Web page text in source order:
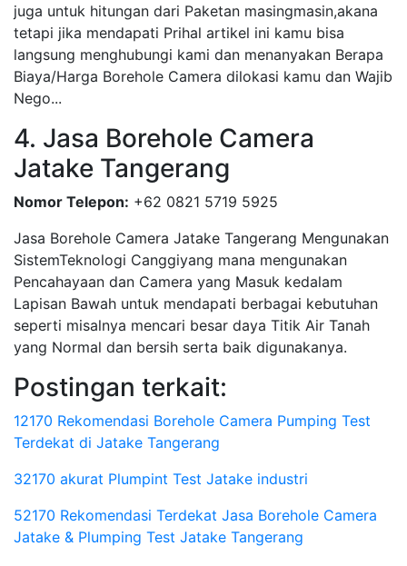
juga untuk hitungan dari Paketan masingmasin,akana
tetapi jika mendapati Prihal artikel ini kamu bisa
langsung menghubungi kami dan menanyakan Berapa
Biaya/Harga Borehole Camera dilokasi kamu dan Wajib
Nego...
4. Jasa Borehole Camera
Jatake Tangerang
Nomor Telepon: +62 0821 5719 5925
Jasa Borehole Camera Jatake Tangerang Mengunakan
SistemTeknologi Canggiyang mana mengunakan
Pencahayaan dan Camera yang Masuk kedalam
Lapisan Bawah untuk mendapati berbagai kebutuhan
seperti misalnya mencari besar daya Titik Air Tanah
yang Normal dan bersih serta baik digunakanya.
Postingan terkait:
12170 Rekomendasi Borehole Camera Pumping Test
Terdekat di Jatake Tangerang
32170 akurat Plumpint Test Jatake industri
52170 Rekomendasi Terdekat Jasa Borehole Camera
Jatake & Plumping Test Jatake Tangerang